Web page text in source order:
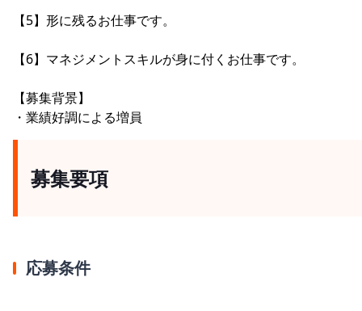
【5】形に残るお仕事です。
【6】マネジメントスキルが身に付くお仕事です。
【募集背景】
・業績好調による増員
募集要項
応募条件